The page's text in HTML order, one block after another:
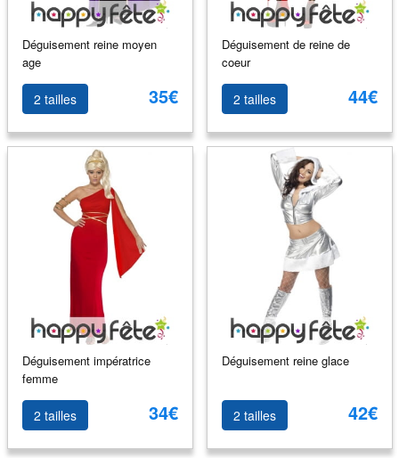
Déguisement reine moyen
age
2 tailles 35€
Déguisement de reine de
coeur
2 tailles 44€
Déguisement impératrice
femme
2 tailles 34€
Déguisement reine glace
2 tailles 42€